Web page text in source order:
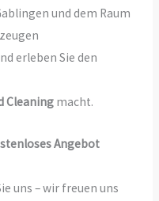
und dem Raum
erleben Sie den
Cleaningmacht.
Angebot
uns – wir freuen uns